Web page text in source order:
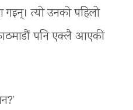
त्यो उनको पहिलो
पनि एक्लै आएकी